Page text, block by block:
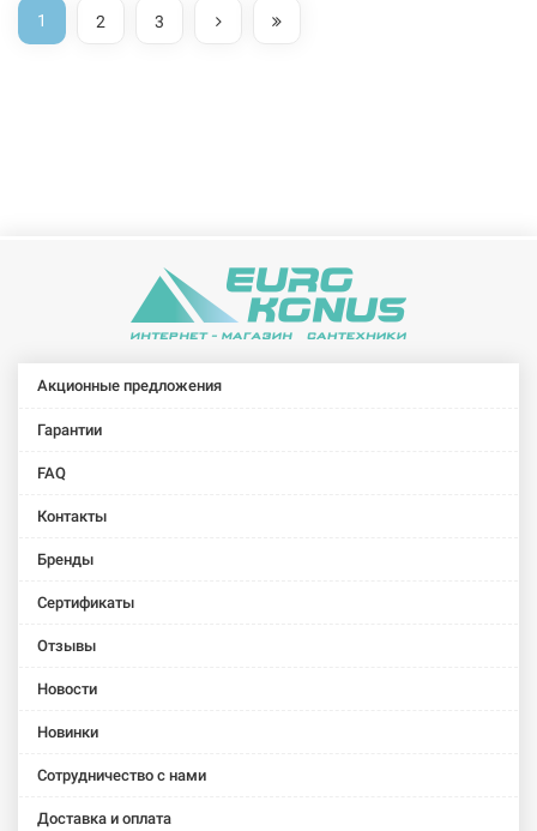
1 2 3
Акционные предложения
Гарантии
FAQ
Контакты
Бренды
Сертификаты
Отзывы
Новости
Новинки
Сотрудничество с нами
Доставка и оплата